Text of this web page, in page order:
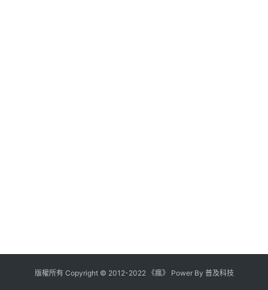
版權所有 Copyright © 2012-2022《瘋》 Power By 普及科技